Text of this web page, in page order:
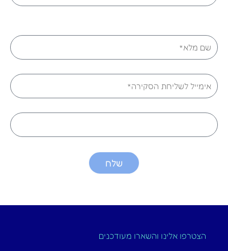
שם
אימייל
טלפון
שלח
הצטרפו אלינו והשארו מעודכנים